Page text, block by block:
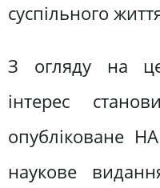
суспільного
З огляду на
інтерес
опубліковане
наукове